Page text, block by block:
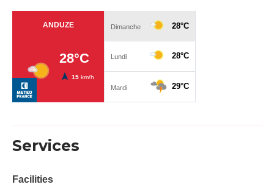
Services
Facilities